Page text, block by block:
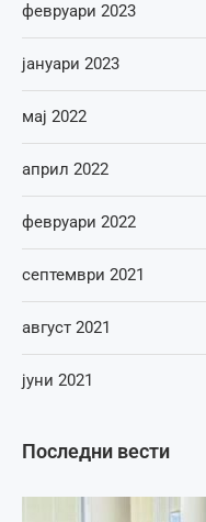
Последни вести
февруари 2023
јануари 2023
мај 2022
април 2022
февруари 2022
септември 2021
август 2021
јуни 2021